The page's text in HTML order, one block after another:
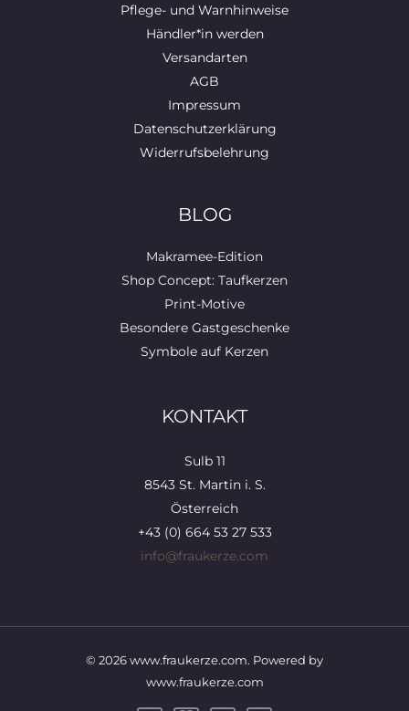
Pflege- und Warnhinweise
Händler*in werden
Versandarten
AGB
Impressum
Datenschutzerklärung
Widerrufsbelehrung
BLOG
Makramee-Edition
Shop Concept: Taufkerzen
Print-Motive
Besondere Gastgeschenke
Symbole auf Kerzen
KONTAKT
Sulb 11
8543 St. Martin i. S.
Österreich
+43 (0) 664 53 27 533
info@fraukerze.com
© 2026 www.fraukerze.com. Powered by
www.fraukerze.com